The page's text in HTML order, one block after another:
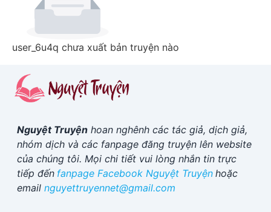
user_6u4q chưa xuất bản truyện nào
Nguyệt Truyện hoan nghênh các tác giả, dịch giả,
nhóm dịch và các fanpage đăng truyện lên website
của chúng tôi. Mọi chi tiết vui lòng nhắn tin trực
tiếp đến fanpage Facebook Nguyệt Truyện hoặc
email nguyettruyennet@gmail.com